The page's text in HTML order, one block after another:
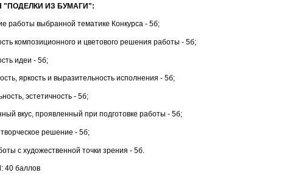
ИЗ БУМАГИ":
работы выбранной тематике Конкурса - 5б;
композиционного и цветового решения работы - 5б;
идеи - 5б;
яркость и выразительность исполнения - 5б;
эстетичность - 5б;
вкус, проявленный при подготовке работы - 5б;
решение - 5б;
с художественной точки зрения - 5б.
баллов